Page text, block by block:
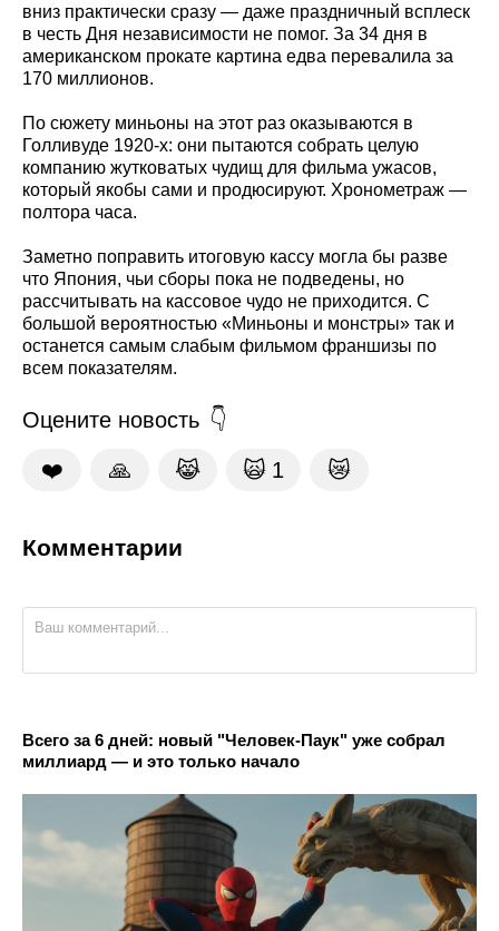
вниз практически сразу — даже праздничный всплеск
в честь Дня независимости не помог. За 34 дня в
американском прокате картина едва перевалила за
170 миллионов.
По сюжету миньоны на этот раз оказываются в
Голливуде 1920-х: они пытаются собрать целую
компанию жутковатых чудищ для фильма ужасов,
который якобы сами и продюсируют. Хронометраж —
полтора часа.
Заметно поправить итоговую кассу могла бы разве
что Япония, чьи сборы пока не подведены, но
рассчитывать на кассовое чудо не приходится. С
большой вероятностью «Миньоны и монстры» так и
останется самым слабым фильмом франшизы по
всем показателям.
Оцените новость
❤️ 🙏 😹 🙀 1 😿
Комментарии
Всего за 6 дней: новый "Человек-Паук" уже собрал
миллиард — и это только начало